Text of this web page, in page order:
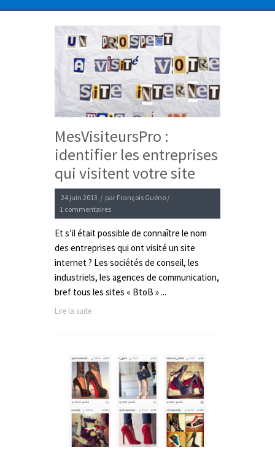
MesVisiteursPro :
identifier les entreprises
qui visitent votre site
24 juin 2013 / par François Guéno /
1 commentaires
Et s’il était possible de connaître le nom
des entreprises qui ont visité un site
internet ? Les sociétés de conseil, les
industriels, les agences de communication,
bref tous les sites « BtoB » ...
Lire la suite